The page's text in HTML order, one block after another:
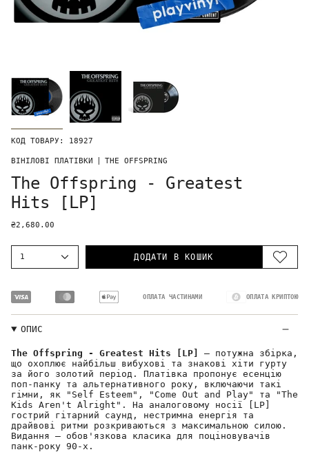
КОД ТОВАРУ: 18927
ВІНІЛОВІ ПЛАТІВКИ THE OFFSPRING
The Offspring - Greatest
Hits [LP]
₴2,680.00
1 ДОДАТИ В КОШИК
ОПЛАТА ЧАСТИНАМИ ОПЛАТА КРИПТОЮ
ОПИС
The Offspring - Greatest Hits [LP]
— потужна збірка,
що охоплює найбільш вибухові та знакові хіти гурту
за його золотий період. Платівка пропонує есенцію
поп-панку та альтернативного року, включаючи такі
гімни, як "Self Esteem", "Come Out and Play" та "The
Kids Aren't Alright". На аналоговому носії [LP]
гострий гітарний саунд, нестримна енергія та
драйвові ритми розкриваються з максимальною силою.
Видання — обов'язкова класика для поціновувачів
панк-року 90-х.